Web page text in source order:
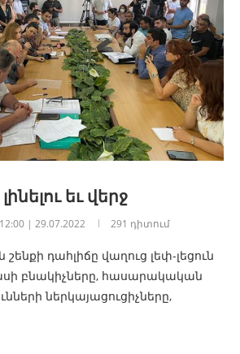
եւ վերջ
12:00 | 29.07.2022 291 դիտում
դահլիճը վաղուց լեփ-լեցուն
բնակիչները, հասարակական
ներկայացուցիչները,